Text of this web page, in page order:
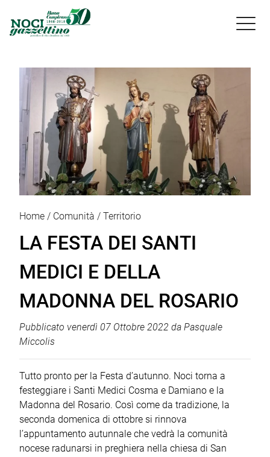

Home Comunità Territorio
LA FESTA DEI SANTI
MEDICI E DELLA
MADONNA DEL ROSARIO
Pubblicato venerdì 07 Ottobre 2022 da Pasquale
Miccolis
Tutto pronto per la Festa d’autunno. Noci torna a
festeggiare i Santi Medici Cosma e Damiano e la
Madonna del Rosario. Così come da tradizione, la
seconda domenica di ottobre si rinnova
l’appuntamento autunnale che vedrà la comunità
nocese radunarsi in preghiera nella chiesa di San